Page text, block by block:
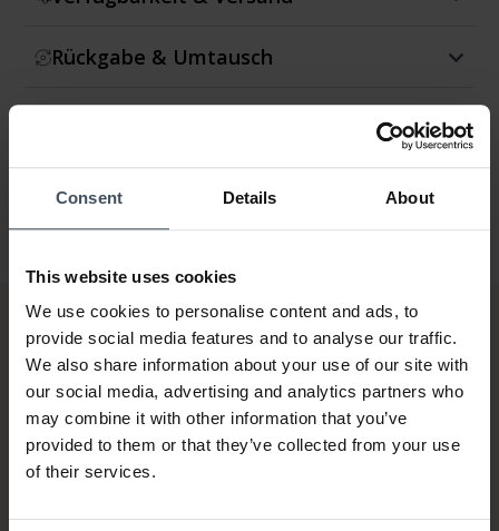
Consent Details About
This website uses cookies
We use cookies to personalise content and ads, to
provide social media features and to analyse our traffic.
We also share information about your use of our site with
our social media, advertising and analytics partners who
may combine it with other information that you’ve
provided to them or that they’ve collected from your use
of their services.
Rückgabe & Umtausch
Rechnung & Ratenzahlung bis
info